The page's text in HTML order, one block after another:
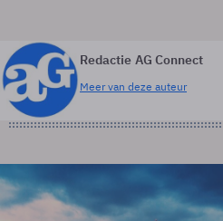
Redactie AG Connect
Meer van deze auteur